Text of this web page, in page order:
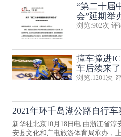
“第二十届
会”延期举
浏览:902次 评
撞车撞进
车后续来了
浏览:1201 次
2021年环千岛湖公路自行车
新华社北京10月18日电 由浙江省
安县文化和广电旅游体育局承办，上